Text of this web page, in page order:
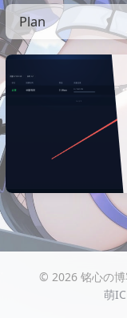
Plan
© 2026 铭心の博
萌